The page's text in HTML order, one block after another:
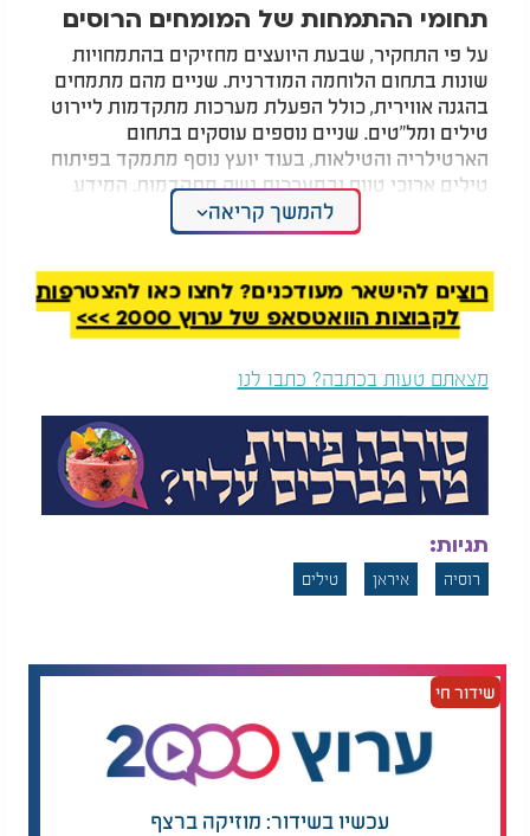
תחומי ההתמחות של המומחים הרוסים
על פי התחקיר, שבעת היועצים מחזיקים בהתמחויות
שונות בתחום הלוחמה המודרנית. שניים מהם מתמחים
בהגנה אווירית, כולל הפעלת מערכות מתקדמות ליירוט
טילים ומל"טים. שניים נוספים עוסקים בתחום
הארטילריה והטילאות, בעוד יועץ נוסף מתמקד בפיתוח
טילים ארוכי טווח ובמערכות נשק מתקדמות. המידע
החדש מצביע על כך שהסיוע הרוסי לאיראן אינו מתמקד
רק בהיבטים טכניים אלא כולל גם ייעוץ אסטרטגי
המדינה.
המלצות נוספות
געש באינדונזיה
בשבועות האחרונים, איראן הגבירה את הכוננות
הביטחונית שלה סביב מתקני הגרעין ומערכות הטילים
המרכזיות שלה. גורמים במודיעין המערבי מעריכים כי
הרפובליקה האסלאמית פועלת על פי תרחיש בו ישראל
וארצות הברית עשויות לנקוט בפעולה צבאית נגדה,
בעקבות המשך פיתוח תוכנית הגרעין האיראנית.
במסגרת ההיערכות, הוצבו סוללות הגנה אווירית נוספות
להמשך קריאה
רוצים להישאר מעודכנים? לחצו כאן להצטרפות
לקבוצות הוואטסאפ של ערוץ 2000 >>>
מצאתם טעות בכתבה? כתבו לנו
תגיות:
רוסיה איראן טילים
שידור חי
עכשיו בשידור: מוזיקה ברצף